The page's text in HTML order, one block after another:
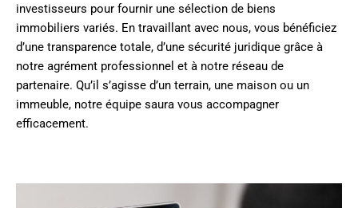
investisseurs pour fournir une sélection de biens
immobiliers variés. En travaillant avec nous, vous bénéficiez
d’une transparence totale, d’une sécurité juridique grâce à
notre agrément professionnel et à notre réseau de
partenaire. Qu’il s’agisse d’un terrain, une maison ou un
immeuble, notre équipe saura vous accompagner
efficacement.